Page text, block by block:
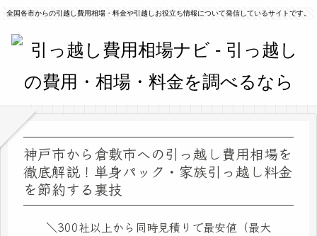
全国各市からの引越し費用相場・料金や引越しお役立ち情報について発信しているサイトです。
神戸市から倉敷市への引っ越し費用相場を
徹底解説！単身パック・家族引っ越し料金
を節約する裏技
＼300社以上から同時見積りで最安値（最大